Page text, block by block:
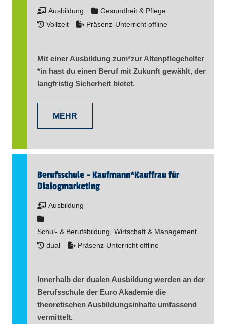
Ausbildung
Gesundheit & Pflege
Vollzeit
Präsenz-Unterricht offline
Mit einer Ausbildung zum*zur Alten­pflege­helfer​
*in hast du einen Beruf mit Zukunft gewählt, der
langfristig ­Sicherheit bietet.
MEHR
Berufsschule - Kaufmann​*Kauffrau für
Dialogmarketing
Ausbildung
Schul- & Berufsbildung, Wirtschaft & Management
dual
Präsenz-Unterricht offline
Innerhalb der dualen Ausbildung werden an der
Berufsschule der Euro Akademie die
theoretischen Ausbildungsinhalte umfassend
vermittelt.